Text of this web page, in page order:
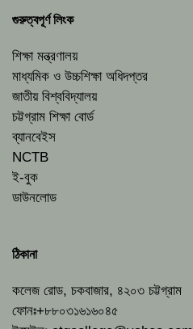
গুরুত্বপূর্ণ লিংক
শিক্ষা মন্ত্রণালয়
মাধ্যমিক ও উচ্চশিক্ষা অধিদপ্তর
জাতীয় বিশ্ববিদ্যালয়
চট্টগ্রাম শিক্ষা বোর্ড
ব্যানবেইস
NCTB
ই-বুক
ডাউনলোড
ঠিকানা
কলেজ রোড, চকবাজার, ৪২০৩ চট্টগ্রাম
ফোনঃ+৮৮০৩১৬১৬০৪৫